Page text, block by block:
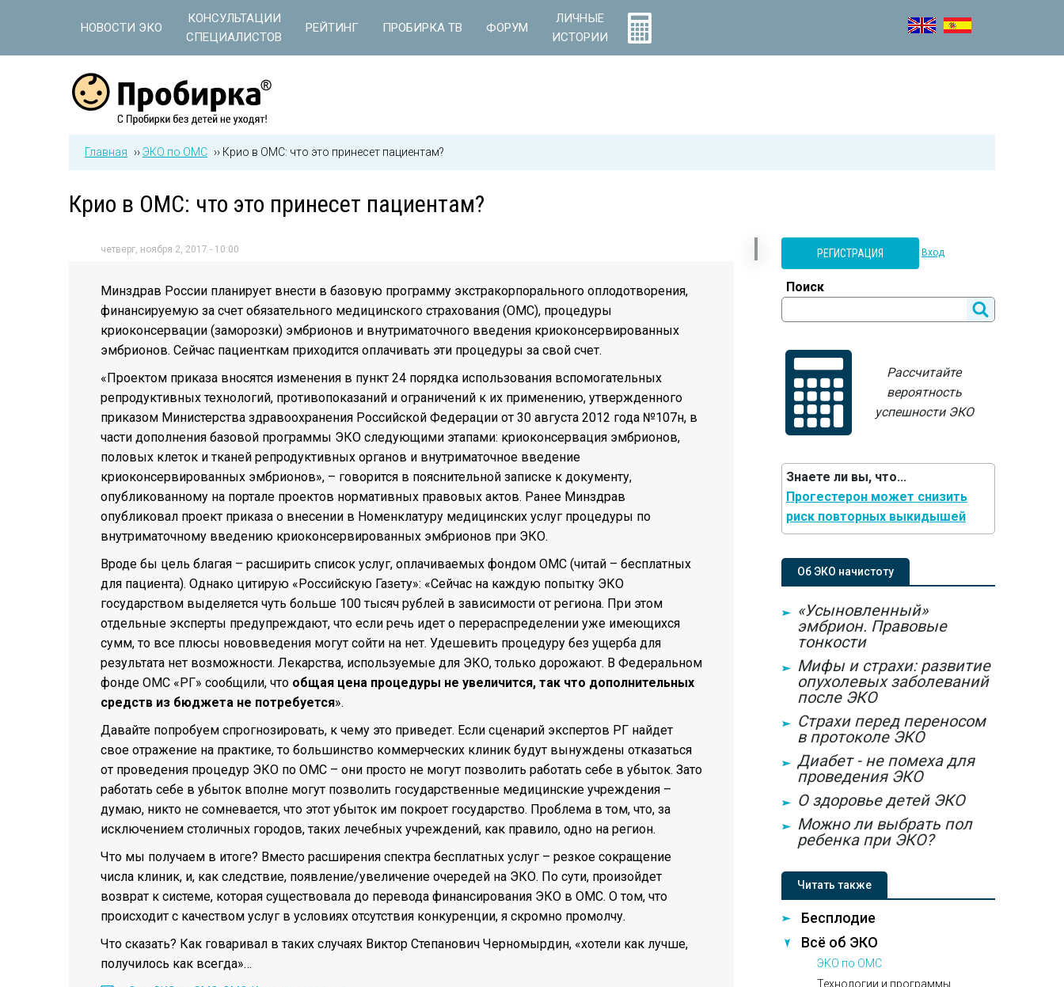
НОВОСТИ ЭКО
КОНСУЛЬТАЦИИ
СПЕЦИАЛИСТОВ
РЕЙТИНГ ПРОБИРКА ТВ ФОРУМ
ЛИЧНЫЕ
ИСТОРИИ
Главная ››ЭКО по ОМС ›› Крио в ОМС: что это принесет пациентам?
Крио в ОМС: что это принесет пациентам?
четверг, ноября 2, 2017 - 10:00
Минздрав России планирует внести в базовую программу экстракорпорального оплодотворения,
финансируемую за счет обязательного медицинского страхования (ОМС), процедуры
криоконсервации (заморозки) эмбрионов и внутриматочного введения криоконсервированных
эмбрионов. Сейчас пациенткам приходится оплачивать эти процедуры за свой счет.
«Проектом приказа вносятся изменения в пункт 24 порядка использования вспомогательных
репродуктивных технологий, противопоказаний и ограничений к их применению, утвержденного
приказом Министерства здравоохранения Российской Федерации от 30 августа 2012 года №107н, в
части дополнения базовой программы ЭКО следующими этапами: криоконсервация эмбрионов,
половых клеток и тканей репродуктивных органов и внутриматочное введение
криоконсервированных эмбрионов», – говорится в пояснительной записке к документу,
опубликованному на портале проектов нормативных правовых актов. Ранее Минздрав
опубликовал проект приказа о внесении в Номенклатуру медицинских услуг процедуры по
внутриматочному введению криоконсервированных эмбрионов при ЭКО.
Вроде бы цель благая – расширить список услуг, оплачиваемых фондом ОМС (читай – бесплатных
для пациента). Однако цитирую «Российскую Газету»: «Сейчас на каждую попытку ЭКО
государством выделяется чуть больше 100 тысяч рублей в зависимости от региона. При этом
отдельные эксперты предупреждают, что если речь идет о перераспределении уже имеющихся
сумм, то все плюсы нововведения могут сойти на нет. Удешевить процедуру без ущерба для
результата нет возможности. Лекарства, используемые для ЭКО, только дорожают. В Федеральном
фонде ОМС «РГ» сообщили, что общая цена процедуры не увеличится, так что дополнительных
средств из бюджета не потребуется».
Давайте попробуем спрогнозировать, к чему это приведет. Если сценарий экспертов РГ найдет
свое отражение на практике, то большинство коммерческих клиник будут вынуждены отказаться
от проведения процедур ЭКО по ОМС – они просто не могут позволить работать себе в убыток. Зато
работать себе в убыток вполне могут позволить государственные медицинские учреждения –
думаю, никто не сомневается, что этот убыток им покроет государство. Проблема в том, что, за
исключением столичных городов, таких лечебных учреждений, как правило, одно на регион.
Что мы получаем в итоге? Вместо расширения спектра бесплатных услуг – резкое сокращение
числа клиник, и, как следствие, появление/увеличение очередей на ЭКО. По сути, произойдет
возврат к системе, которая существовала до перевода финансирования ЭКО в ОМС. О том, что
происходит с качеством услуг в условиях отсутствия конкуренции, я скромно промолчу.
Что сказать? Как говаривал в таких случаях Виктор Степанович Черномырдин, «хотели как лучше,
получилось как всегда»…
РЕГИСТРАЦИЯ Вход
Поиск
Рассчитайте
вероятность
успешности ЭКО
Знаете ли вы, что...
Прогестерон может снизить
риск повторных выкидышей
Об ЭКО начистоту
«Усыновленный»
эмбрион. Правовые
тонкости
Мифы и страхи: развитие
опухолевых заболеваний
после ЭКО
Страхи перед переносом
в протоколе ЭКО
Диабет - не помеха для
проведения ЭКО
О здоровье детей ЭКО
Можно ли выбрать пол
ребенка при ЭКО?
Читать также
Бесплодие
Всё об ЭКО
ЭКО по ОМС
Технологии и программы